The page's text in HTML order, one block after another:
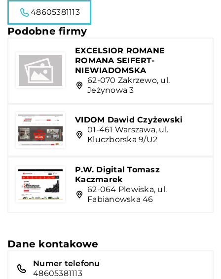
48605381113
Podobne firmy
EXCELSIOR ROMANE
ROMANA SEIFERT-
NIEWIADOMSKA
62-070 Zakrzewo, ul.
Jeżynowa 3
VIDOM Dawid Czyżewski
01-461 Warszawa, ul.
Kluczborska 9/U2
P.W. Digital Tomasz
Kaczmarek
62-064 Plewiska, ul.
Fabianowska 46
Dane kontakowe
Numer telefonu
48605381113